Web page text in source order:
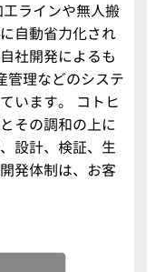
ラインや無人搬
自動省力化され
社開発によるも
管理などのシステ
います。 コトヒ
その調和の上に
設計、検証、生
発体制は、お客